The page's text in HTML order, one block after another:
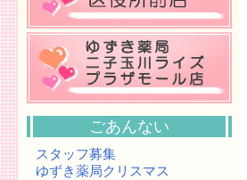
ごあんない
スタッフ募集
ゆずき薬局クリスマス